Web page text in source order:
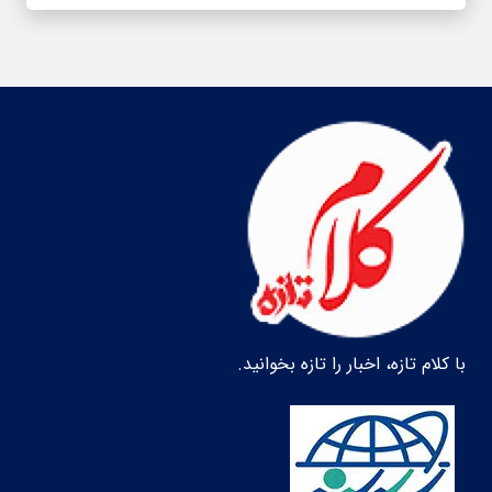
با کلام تازه، اخبار را تازه بخوانید.